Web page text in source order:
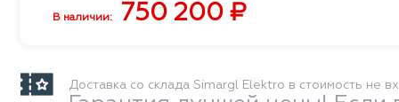
В наличии: 750 200 ₽
Доставка со склада Simargl Elektro в стоимость не